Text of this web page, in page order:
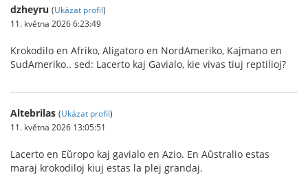
dzheyru (Ukázat profil)
11. května 2026 6:23:49
Krokodilo en Afriko, Aligatoro en NordAmeriko, Kajmano en
SudAmeriko.. sed: Lacerto kaj Gavialo, kie vivas tiuj reptilioj?
Altebrilas (Ukázat profil)
11. května 2026 13:05:51
Lacerto en Eŭropo kaj gavialo en Azio. En Aŭstralio estas
maraj krokodiloj kiuj estas la plej grandaj.